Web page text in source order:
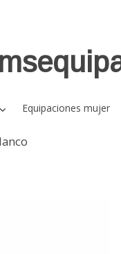
Equipaciones mujer